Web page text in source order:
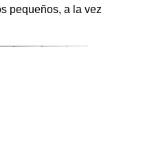
pequeños, a la vez